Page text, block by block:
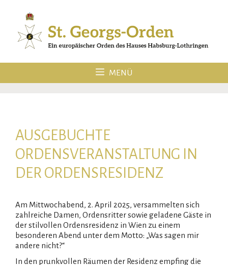
springen
MENÜ
AUSGEBUCHTE
ORDENSVERANSTALTUNG IN
DER ORDENSRESIDENZ
Am Mittwochabend, 2. April 2025, versammelten sich
zahlreiche Damen, Ordensritter sowie geladene Gäste in
der stilvollen Ordensresidenz in Wien zu einem
besonderen Abend unter dem Motto: „Was sagen mir
andere nicht?“
In den prunkvollen Räumen der Residenz empfing die